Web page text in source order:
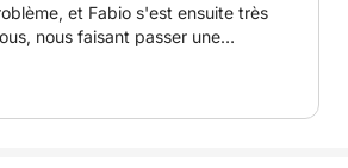
un apéritif à bord et profitez
du large
de sensations fortes et les
et Fabio s'est ensuite très
nous faisant passer une
à bord. Je recommande vivement.